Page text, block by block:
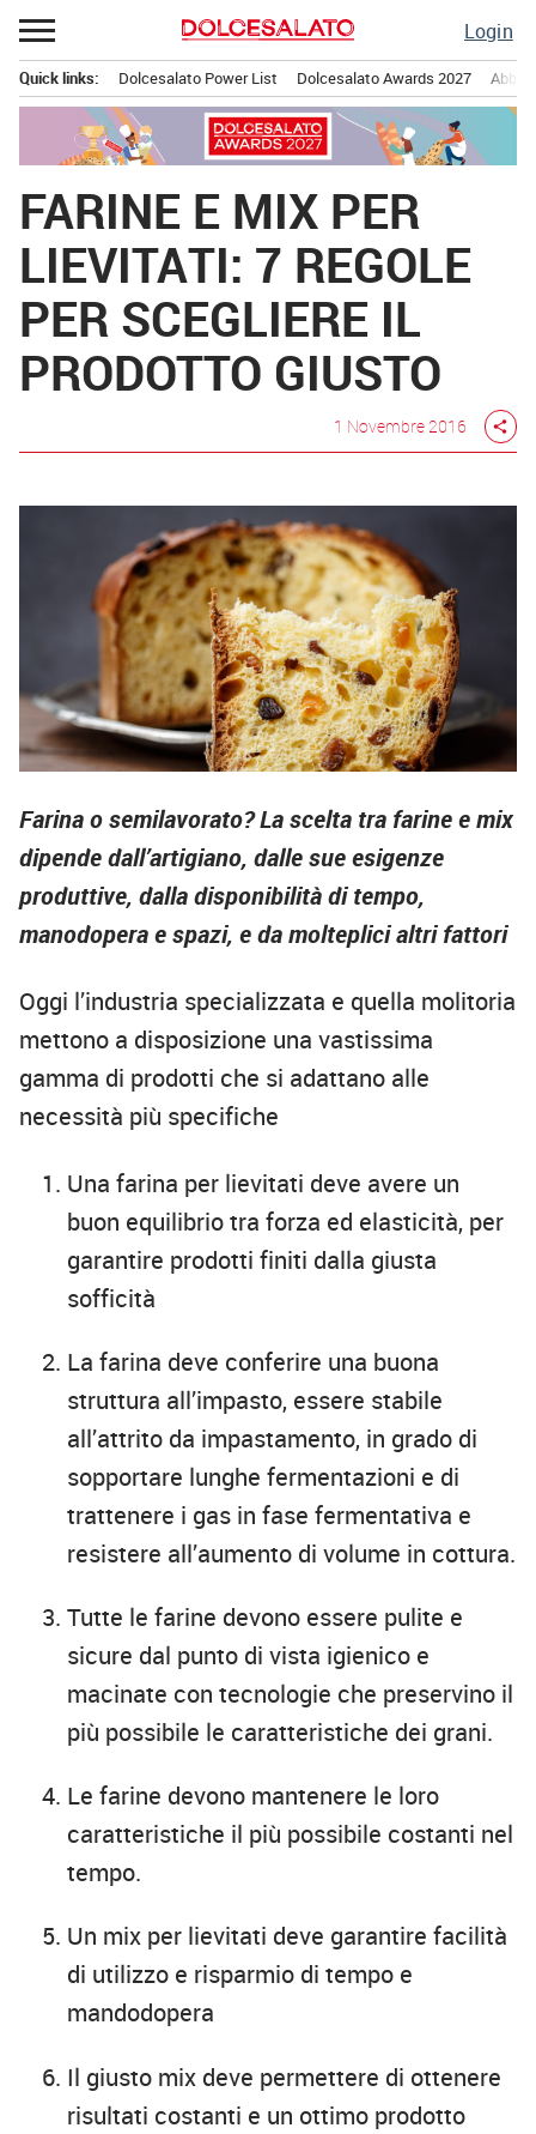
Passa
al
contenuto
Login
principale
Quick links: Dolcesalato Power List Dolcesalato Awards 2027
FARINE E MIX PER
LIEVITATI: 7 REGOLE
PER SCEGLIERE IL
PRODOTTO GIUSTO
1 Novembre 2016 share
Farina o semilavorato? La scelta tra farine e mix
dipende dall’artigiano, dalle sue esigenze
produttive, dalla disponibilità di tempo,
manodopera e spazi, e da molteplici altri fattori
Oggi l’industria specializzata e quella molitoria
mettono a disposizione una vastissima
gamma di prodotti che si adattano alle
necessità più specifiche
Una farina per lievitati deve avere un
buon equilibrio tra forza ed elasticità, per
garantire prodotti finiti dalla giusta
sofficità
La farina deve conferire una buona
struttura all’impasto, essere stabile
all’attrito da impastamento, in grado di
sopportare lunghe fermentazioni e di
trattenere i gas in fase fermentativa e
resistere all’aumento di volume in cottura.
Tutte le farine devono essere pulite e
sicure dal punto di vista igienico e
macinate con tecnologie che preservino il
più possibile le caratteristiche dei grani.
Le farine devono mantenere le loro
caratteristiche il più possibile costanti nel
tempo.
Un mix per lievitati deve garantire facilità
di utilizzo e risparmio di tempo e
mandodopera
Il giusto mix deve permettere di ottenere
risultati costanti e un ottimo prodotto